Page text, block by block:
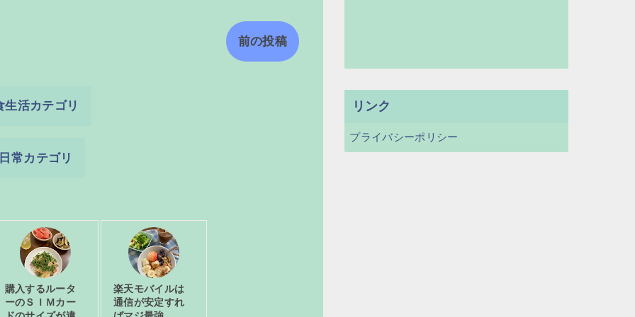
前の投稿
生活カテゴリ
常カテゴリ
購入するルータ
ーのＳＩＭカー
楽天モバイルは
通信が安定すれ
リンク
プライバシーポリシー